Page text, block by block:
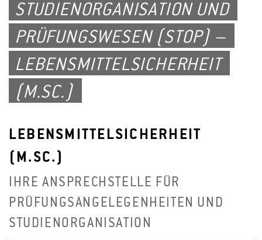
STUDIENORGANISATION UND
PRÜFUNGSWESEN (STOP) –
LEBENSMITTELSICHERHEIT
(M.SC.)
LEBENSMITTELSICHERHEIT
(M.SC.)
IHRE ANSPRECHSTELLE FÜR
PRÜFUNGSANGELEGENHEITEN UND
STUDIENORGANISATION